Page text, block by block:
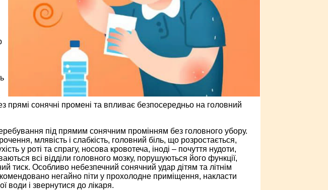
прямі сонячні промені та впливає безпосередньо на головний
під прямим сонячним промінням без головного убору.
млявість і слабкість, головний біль, що розростається,
у роті та спрагу, носова кровотеча, іноді – почуття нудоти,
всі відділи головного мозку, порушуються його функції,
тиск. Особливо небезпечний сонячний удар дітям та літнім
негайно піти у прохолодне приміщення, накласти
і звернутися до лікаря.